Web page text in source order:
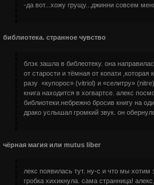
-да вот...хожу грущу...джинни совсем
библиотека. странное чувство
блэк зашла в библеотеку. она
от старости и тёмная от копати
разу «купорос» (vitriol) и «селитру»
книга находится в хогвартсе. алекс
библиотеки.небрежно бросив книгу на
драко услышал громкий звук. он
чёрная магия или mutus liber
лекс появилась тут. ну-с и что мы
гробка хихикнула. сама странница!